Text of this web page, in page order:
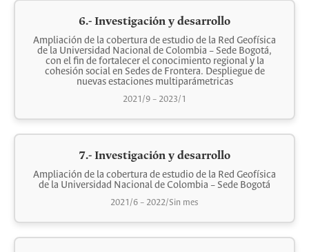
6.- Investigación y desarrollo
Ampliación de la cobertura de estudio de la Red Geofísica
de la Universidad Nacional de Colombia – Sede Bogotá,
con el fin de fortalecer el conocimiento regional y la
cohesión social en Sedes de Frontera. Despliegue de
nuevas estaciones multiparámetricas
2021/9 – 2023/1
7.- Investigación y desarrollo
Ampliación de la cobertura de estudio de la Red Geofísica
de la Universidad Nacional de Colombia – Sede Bogotá
2021/6 – 2022/Sin mes